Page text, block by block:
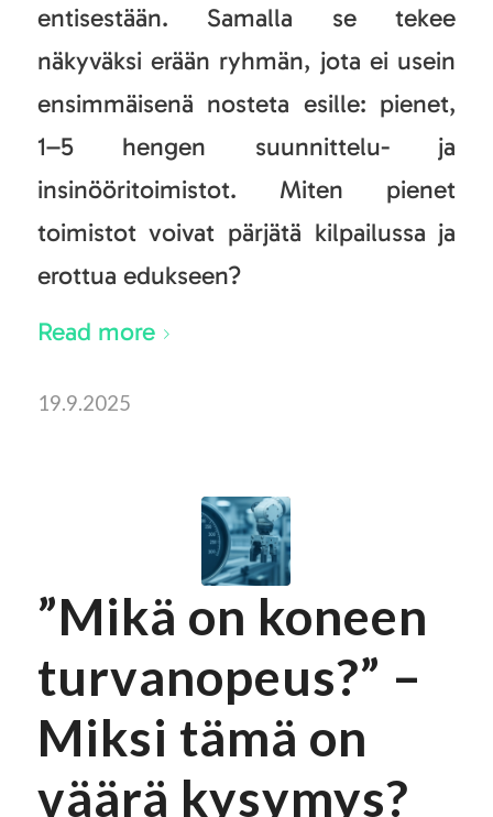
entisestään. Samalla se tekee
näkyväksi erään ryhmän, jota ei usein
ensimmäisenä nosteta esille: pienet,
1–5 hengen suunnittelu- ja
insinööritoimistot. Miten pienet
toimistot voivat pärjätä kilpailussa ja
erottua edukseen?
Read more
19.9.2025
”Mikä on koneen
turvanopeus?” –
Miksi tämä on
väärä kysymys?